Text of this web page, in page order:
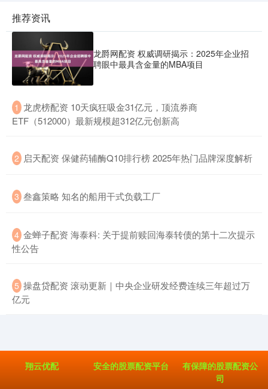
推荐资讯
龙爵网配资 权威调研揭示：2025年企业招
聘眼中最具含金量的MBA项目
1 ​龙虎榜配资 10天疯狂吸金31亿元，顶流券商
ETF（512000）最新规模超312亿元创新高
2 ​启天配资 保健药辅酶Q10排行榜 2025年热门品牌深度解析
3 ​叁鑫策略 知名的船用干式负载工厂
4 ​金蝉子配资 海泰科: 关于提前赎回海泰转债的第十二次提示
性公告
5 ​操盘贷配资 滚动更新｜中央企业研发经费连续三年超过万
亿元
翔云优配 安全的股票配资平台
有保障的股票配资公
司